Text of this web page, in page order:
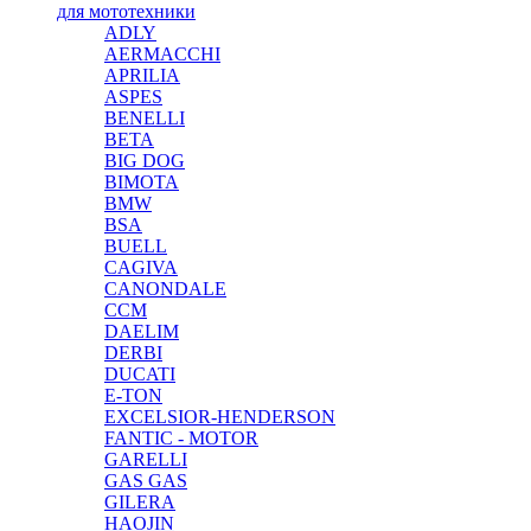
для мототехники
ADLY
AERMACCHI
APRILIA
ASPES
BENELLI
BETA
BIG DOG
BIMOTA
BMW
BSA
BUELL
CAGIVA
CANONDALE
CCM
DAELIM
DERBI
DUCATI
E-TON
EXCELSIOR-HENDERSON
FANTIC - MOTOR
GARELLI
GAS GAS
GILERA
HAOJIN